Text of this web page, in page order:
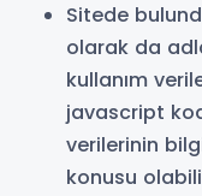
Sitede
olarak da
kullanım
javascript
verilerinin
konusu